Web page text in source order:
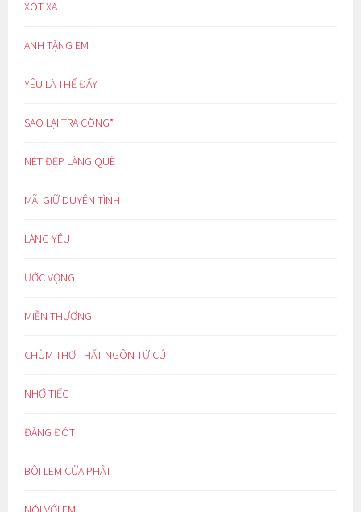
XÓT XA
ANH TẶNG EM
YÊU LÀ THẾ ĐẤY
SAO LẠI TRA CÒNG*
NÉT ĐẸP LÀNG QUÊ
MÃI GIỮ DUYÊN TÌNH
LÀNG YÊU
ƯỚC VỌNG
MIỀN THƯƠNG
CHÙM THƠ THẤT NGÔN TỨ CÚ
NHỚ TIẾC
ĐẮNG ĐÓT
BÔI LEM CỬA PHẬT